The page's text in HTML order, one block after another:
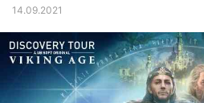
14.09.2021